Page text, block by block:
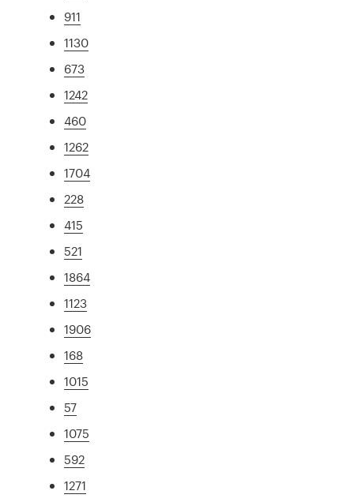
911
1130
673
1242
460
1262
1704
228
415
521
1864
1123
1906
168
1015
57
1075
592
1271